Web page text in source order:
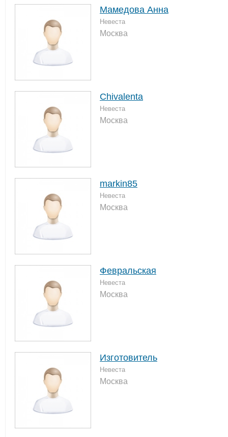
Мамедова Анна
Невеста
Москва
Chivalenta
Невеста
Москва
markin85
Невеста
Москва
Февральская
Невеста
Москва
Изготовитель
Невеста
Москва